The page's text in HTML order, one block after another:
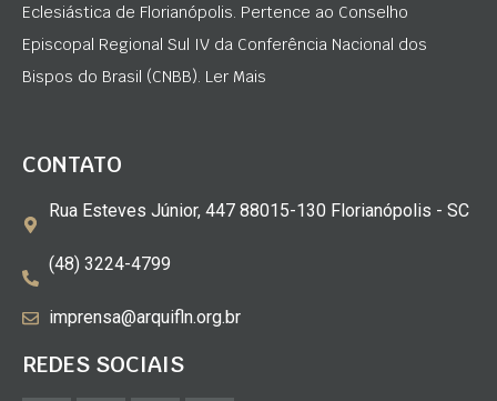
Eclesiástica de Florianópolis. Pertence ao Conselho
Episcopal Regional Sul IV da Conferência Nacional dos
Bispos do Brasil (CNBB). Ler Mais
CONTATO
Rua Esteves Júnior, 447 88015-130 Florianópolis - SC
(48) 3224-4799
imprensa@arquifln.org.br
REDES SOCIAIS